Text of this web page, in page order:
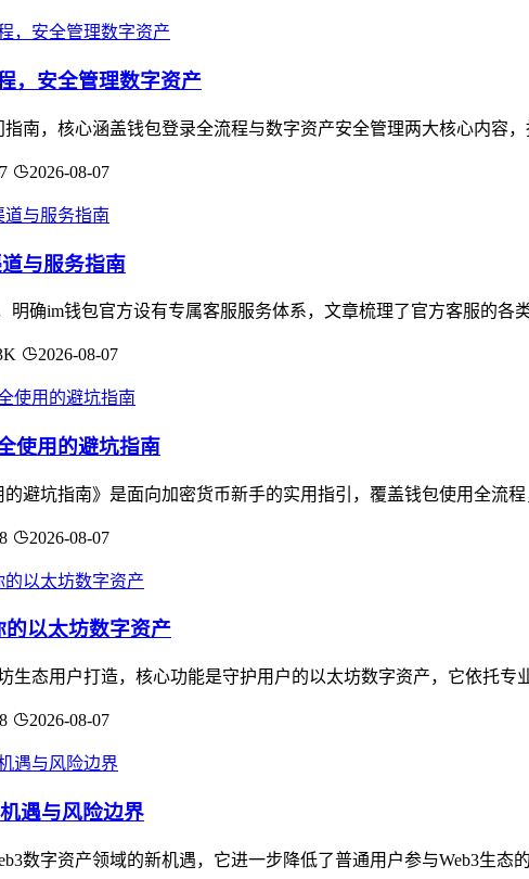
，安全管理数字资产
南，核心涵盖钱包登录全流程与数字资产安全管理两大核心内容
2026-08-07
与服务指南
明确im钱包官方设有专属客服服务体系，文章梳理了官方客服的
2026-08-07
使用的避坑指南
的避坑指南》是面向加密货币新手的实用指引，覆盖钱包使用全流
2026-08-07
以太坊数字资产
生态用户打造，核心功能是守护用户的以太坊数字资产，它依托
2026-08-07
遇与风险边界
数字资产领域的新机遇，它进一步降低了普通用户参与Web3生